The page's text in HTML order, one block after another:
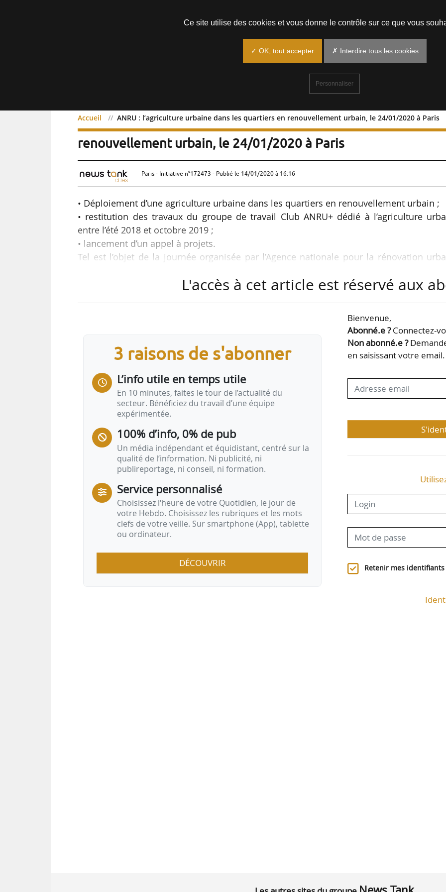
Accueil ANRU : l’agriculture urbaine dans les quartiers en renouvellement urbain, le 24/01/2020 à Paris
ANRU : l’agriculture urbaine dans les quartiers en
renouvellement urbain, le 24/01/2020 à Paris
Paris - Initiative n°172473 - Publié le 14/01/2020 à 16:16
• Déploiement d’une agriculture urbaine dans les quartiers en renouvellement urbain ;
• restitution des travaux du groupe de travail Club ANRU+ dédié à l’agriculture
entre l’été 2018 et octobre 2019 ;
• lancement d’un appel à projets.
Tel est l’objet de la journée organisée par l’Agence nationale pour la rénovation
« susceptibles de contribuer à son développement » dans les quartiers prioritaires
politique de la ville engagés dans le nouveau programme national de
urbain (NPNRU) : collectivités territoriales, maîtres d’ouvrage mobilisés dans le
L'accès à cet article est réservé aux
3 raisons de s'abonner
L’info utile en temps utile
En 10 minutes, faites le tour de l’actualité du
secteur. Bénéficiez du travail d’une équipe
expérimentée.
100% d’info, 0% de pub
Un média indépendant et équidistant, centré sur la
qualité de l’information. Ni publicité, ni
publireportage, ni conseil, ni formation.
Service personnalisé
Choisissez l‘heure de votre Quotidien, le jour de
votre Hebdo. Choisissez les rubriques et les mots
clefs de votre veille. Sur smartphone (App), tablette
ou ordinateur.
DÉCOUVRIR
Bienvenue,
Abonné.e ?Connectez-
Non abonné.e ?
en saisissant votre email.
Retenir mes identifiants
Ce site utilise des cookies et vous donne le contrôle sur ce que vous
✓ OK, tout accepter ✗ Interdire tous les cookies
Personnaliser